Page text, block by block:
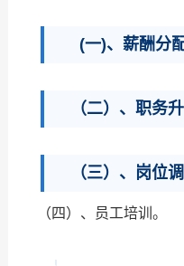
(一)、薪酬分配
（二）、职务升
（三）、岗位调
（四）、员工培训。